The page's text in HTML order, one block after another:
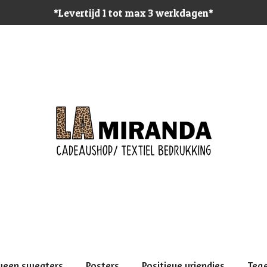
*Levertijd 1 tot max 3 werkdagen*